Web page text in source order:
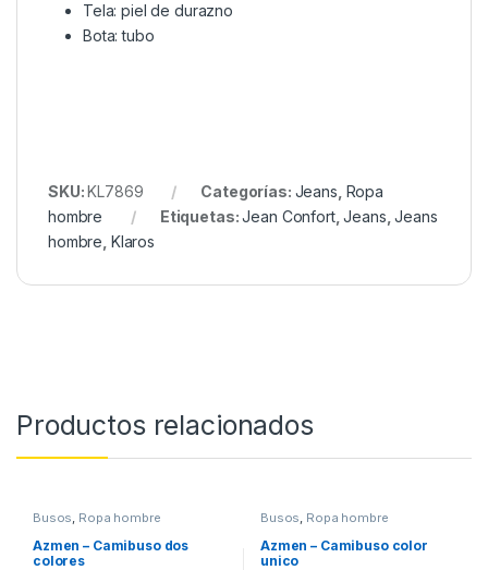
Tela: piel de durazno
Bota: tubo
SKU:KL7869 Categorías: Jeans, Ropa
hombre
Etiquetas:Jean Confort,Jeans,Jeans
hombre, Klaros
Productos relacionados
Busos, Ropa hombre
Azmen – Camibuso dos
colores
Busos, Ropa hombre
Azmen – Camibuso color
unico